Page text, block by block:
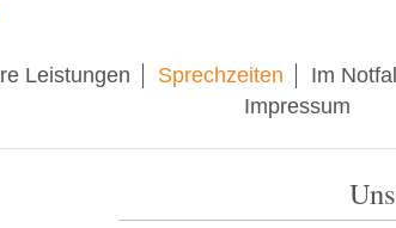
Leistungen Sprechzeiten Im Notfall
Impressum